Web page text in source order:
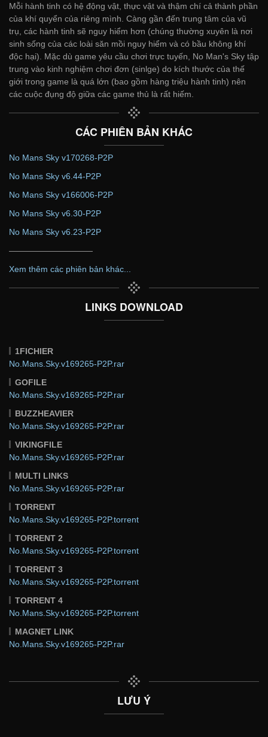
Mỗi hành tinh có hệ động vật, thực vật và thậm chí cả thành phần
của khí quyển của riêng mình. Càng gần đến trung tâm của vũ
trụ, các hành tinh sẽ nguy hiểm hơn (chúng thường xuyên là nơi
sinh sống của các loài săn mồi nguy hiểm và có bầu không khí
độc hại). Mặc dù game yêu cầu chơi trực tuyến, No Man's Sky tập
trung vào kinh nghiệm chơi đơn (sinlge) do kích thước của thế
giới trong game là quá lớn (bao gồm hàng triệu hành tinh) nên
các cuộc đụng độ giữa các game thủ là rất hiếm.
CÁC PHIÊN BẢN KHÁC
No Mans Sky v170268-P2P
No Mans Sky v6.44-P2P
No Mans Sky v166006-P2P
No Mans Sky v6.30-P2P
No Mans Sky v6.23-P2P
——————————
Xem thêm các phiên bản khác...
LINKS DOWNLOAD
1FICHIER
No.Mans.Sky.v169265-P2P.rar
GOFILE
No.Mans.Sky.v169265-P2P.rar
BUZZHEAVIER
No.Mans.Sky.v169265-P2P.rar
VIKINGFILE
No.Mans.Sky.v169265-P2P.rar
MULTI LINKS
No.Mans.Sky.v169265-P2P.rar
TORRENT
No.Mans.Sky.v169265-P2P.torrent
TORRENT 2
No.Mans.Sky.v169265-P2P.torrent
TORRENT 3
No.Mans.Sky.v169265-P2P.torrent
TORRENT 4
No.Mans.Sky.v169265-P2P.torrent
MAGNET LINK
No.Mans.Sky.v169265-P2P.rar
LƯU Ý